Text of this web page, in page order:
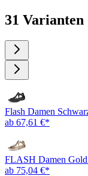
31 Varianten
Flash Damen
ab 67,61 €*
FLASH Damen
ab 75,04 €*